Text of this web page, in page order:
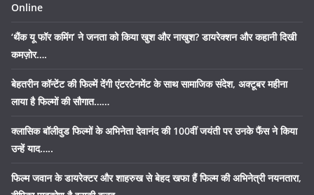
Online
‘थैंक यू फॉर कमिंग’ ने जनता को किया खुश और नाखुश? डायरेक्शन और कहानी दिखी
कमज़ोर….
बेहतरीन कॉन्टेंट की फिल्में देंगी एंटरटेनमेंट के साथ सामाजिक संदेश, अक्टूबर महीना
लाया है फिल्मों की सौगात……
क्लासिक बॉलीवुड फिल्मों के अभिनेता देवानंद की 100वीं जयंती पर उनके फैंस ने किया
उन्हें याद…..
फिल्म जवान के डायरेक्टर और शाहरुख से बेहद खफा हैं फिल्म की अभिनेत्री नयनतारा,